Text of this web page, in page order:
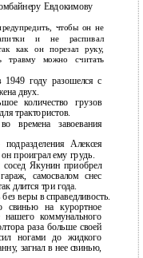
Евдокимову
чтобы он не
и не распивал
как он порезал руку,
травму можно считать
1949 году разошелся с
двух.
количество грузов
трактористов.
времена завоевания
Алексея
проиграл ему грудь.
Якунин приобрел
самосвалом снес
длится три года.
веры в справедливость.
свинью на курортное
коммунального
раза больше своей
ногами до жидкого
загнал в нее свинью,